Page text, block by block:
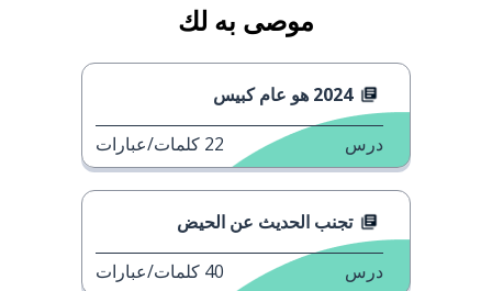
موصى به لك
2024 هو عام كبيس
درس 22 كلمات/عبارات
تجنب الحديث عن الحيض
درس 40 كلمات/عبارات